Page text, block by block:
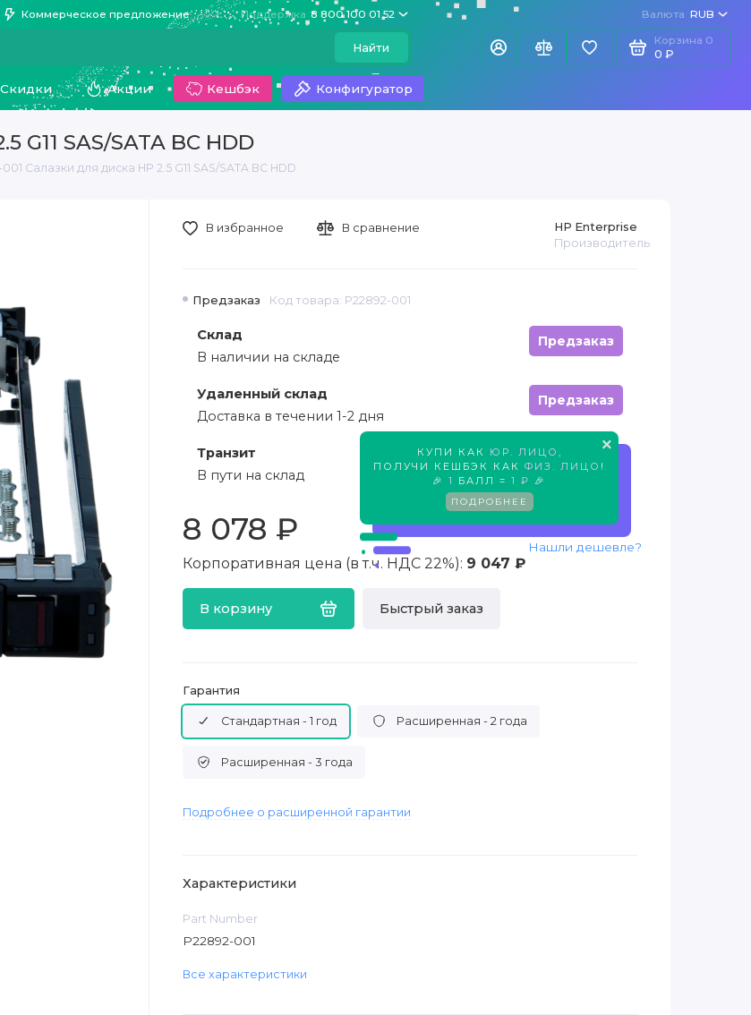
Коммерческое предложение Поддержка 8 800 100 01 52 Валюта RUB
Найти
Корзина 0
0 ₽
Скидки Акции Кешбэк Конфигуратор
G11 SAS/SATA BC HDD
Салазки для диска HP 2.5 G11 SAS/SATA BC HDD
×
КУПИ КАК ЮР. ЛИЦО
ПОЛУЧИ КЕШБЭК КАК ФИЗ. ЛИЦО !
🎉 1 БАЛЛ = 1 ₽ 🎉
ПОДРОБНЕЕ
Предзаказ Код товара: P22892-001
HP Enterprise
Производитель
Склад
Предзаказ
В наличии на складе
Удаленный склад
Предзаказ
Доставка в течении 1-2 дня
Транзит
Предзаказ
В пути на склад
8 078 ₽
Корпоративная цена (в т.ч. НДС 22%): 9 047 ₽
В корзину Быстрый заказ
Нашли дешевле?
В избранное В сравнение
Гарантия
Стандартная - 1 год Расширенная - 2 года
Расширенная - 3 года
Подробнее о расширенной гарантии
Характеристики
Part Number
P22892-001
Все характеристики